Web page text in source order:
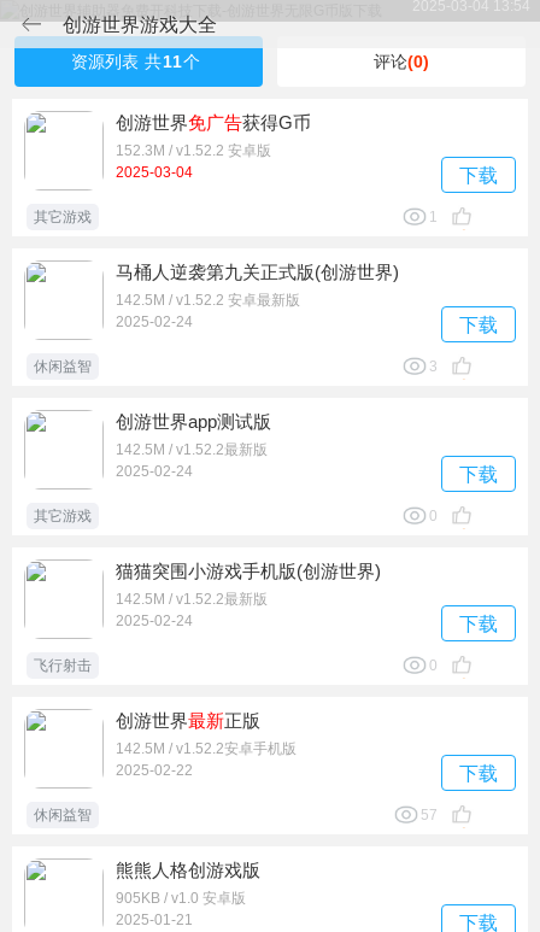
创游世界游戏大全
2025-03-04 13:54
资源列表 共11个 评论(0)
创游世界免广告获得G币
152.3M / v1.52.2 安卓版
2025-03-04
下载
其它游戏 1
马桶人逆袭第九关正式版(创游世界)
142.5M / v1.52.2 安卓最新版
2025-02-24
下载
休闲益智 3
创游世界app测试版
142.5M / v1.52.2最新版
2025-02-24
下载
其它游戏 0
猫猫突围小游戏手机版(创游世界)
142.5M / v1.52.2最新版
2025-02-24
下载
飞行射击 0
创游世界最新正版
142.5M / v1.52.2安卓手机版
2025-02-22
下载
休闲益智 57
熊熊人格创游戏版
905KB / v1.0 安卓版
2025-01-21
下载